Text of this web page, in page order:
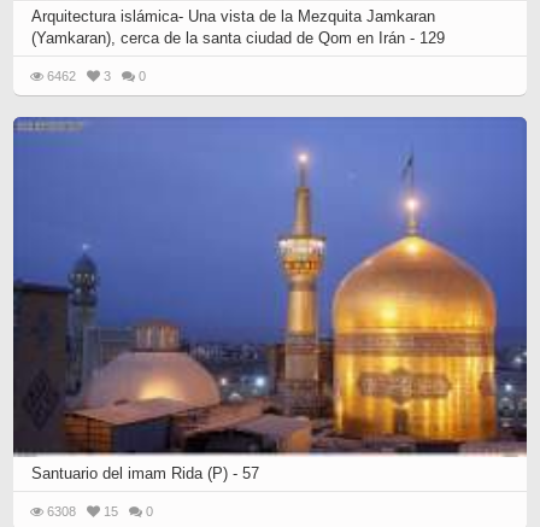
Arquitectura islámica- Una vista de la Mezquita Jamkaran
(Yamkaran), cerca de la santa ciudad de Qom en Irán - 129
6462 3 0
Santuario del imam Rida (P) - 57
6308 15 0